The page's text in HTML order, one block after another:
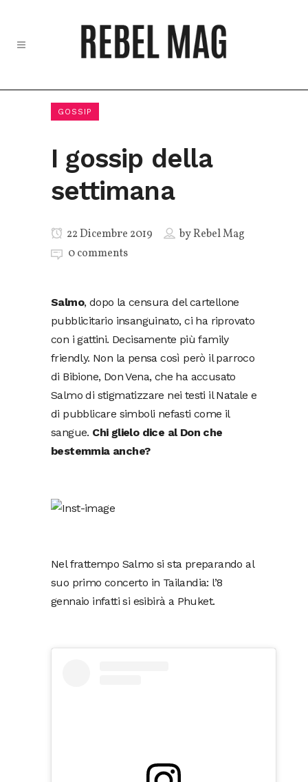
GOSSIP
I gossip della
settimana
22 Dicembre 2019 byRebel Mag
0 comments
Salmo, dopo la censura del cartellone
pubblicitario insanguinato, ci ha riprovato
con i gattini. Decisamente più family
friendly. Non la pensa così però il parroco
di Bibione, Don Vena, che ha accusato
Salmo di stigmatizzare nei testi il Natale e
di pubblicare simboli nefasti come il
sangue. Chi glielo dice al Don che
bestemmia anche?
Nel frattempo Salmo si sta preparando al
suo primo concerto in Tailandia: l’8
gennaio infatti si esibirà a Phuket.